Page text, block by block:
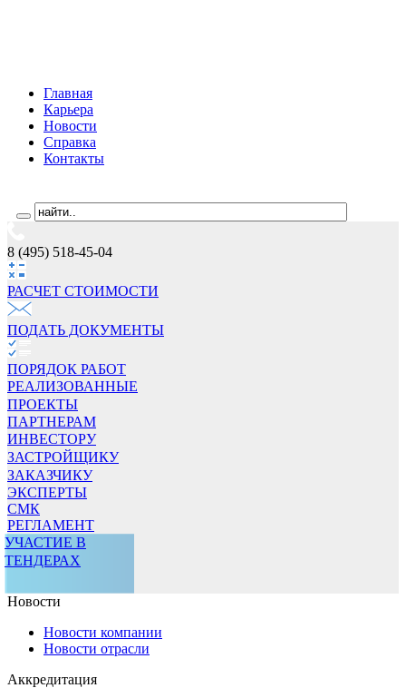
Главная
Карьера
Новости
Справка
Контакты
8 (495) 518-45-04
РАСЧЕТ СТОИМОCТИ
ПОДАТЬ ДОКУМЕНТЫ
ПОРЯДОК РАБОТ
РЕАЛИЗОВАННЫЕ
ПРОЕКТЫ
ПАРТНЕРАМ
ИНВЕСТОРУ
ЗАСТРОЙЩИКУ
ЗАКАЗЧИКУ
ЭКСПЕРТЫ
СМК
РЕГЛАМЕНТ
УЧАСТИЕ В
ТЕНДЕРАХ
Новости
Новости компании
Новости отрасли
Аккредитация